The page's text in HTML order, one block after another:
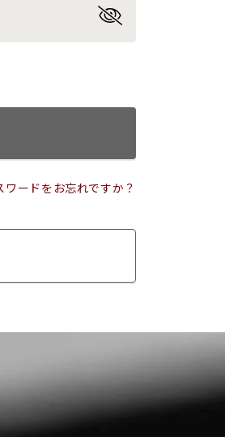
ワードをお忘れですか？